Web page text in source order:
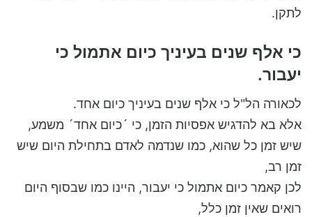
לתקן.
כי אלף שנים בעיניך כיום אתמול כי
יעבור.
לכאורה הל"ל כי אלף שנים בעיניך כיום אחד.
אלא בא להדגיש אפסיות הזמן, כי ´כיום אחד´ משמע,
שיש זמן כל שהוא, כמו שנדמה לאדם בתחילת היום שיש
זמן רב,
לכן קאמר כיום אתמול כי יעבור, היינו כמו שבסוף היום
רואים שאין זמן כלל,